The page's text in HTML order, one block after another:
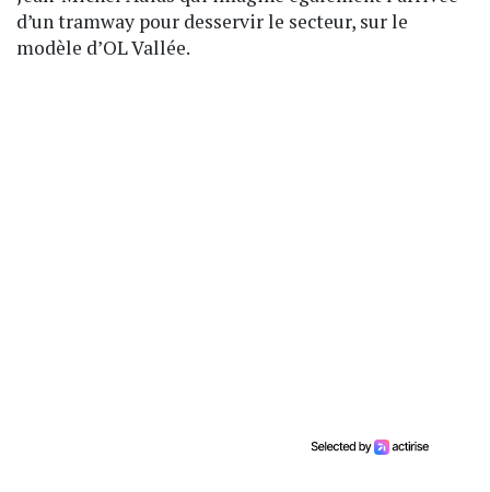
d’un tramway pour desservir le secteur, sur le
modèle d’OL Vallée.